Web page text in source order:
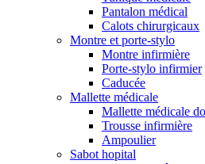
Pantalon médical
Calots chirurgicaux
Montre et porte-stylo
Montre infirmière
Porte-stylo infirmier
Caducée
Mallette médicale
Mallette médicale
Trousse infirmière
Ampoulier
Sabot hopital